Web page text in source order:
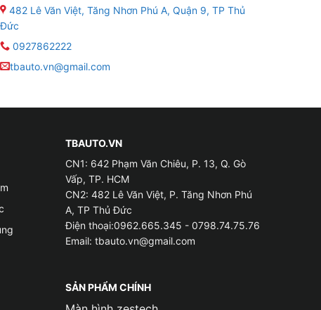
482 Lê Văn Việt, Tăng Nhơn Phú A, Quận 9, TP Thủ
Đức
0927862222
tbauto.vn@gmail.com
TBAUTO.VN
CN1: 642 Phạm Văn Chiêu, P. 13, Q. Gò
Vấp, TP. HCM
CN2: 482 Lê Văn Việt, P. Tăng Nhơn Phú
A, TP Thủ Đức
Điện thoại:0962.665.345 - 0798.74.75.76
Email: tbauto.vn@gmail.com
SẢN PHẨM CHÍNH